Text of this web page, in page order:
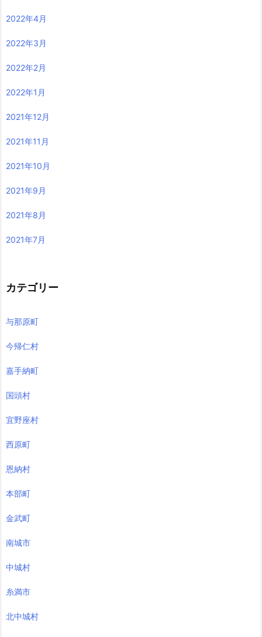
2022年4月
2022年3月
2022年2月
2022年1月
2021年12月
2021年11月
2021年10月
2021年9月
2021年8月
2021年7月
カテゴリー
与那原町
今帰仁村
嘉手納町
国頭村
宜野座村
西原町
恩納村
本部町
金武町
南城市
中城村
糸満市
北中城村